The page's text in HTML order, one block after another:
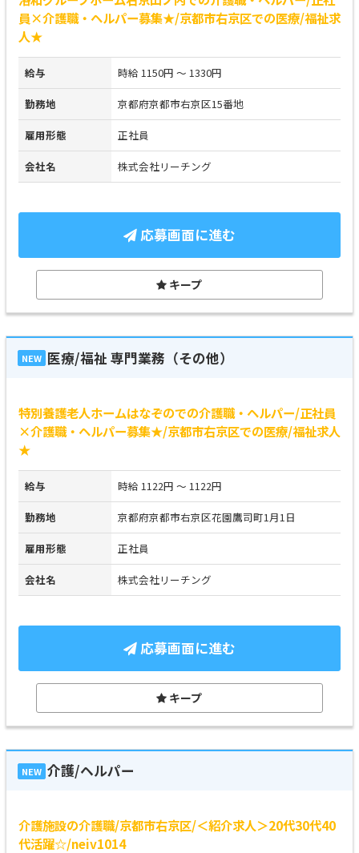
員×介護職・ヘルパー募集★/京都市右京区での医療/福祉求
人★
給与 時給 1150円 ～ 1330円
勤務地 京都府京都市右京区15番地
雇用形態 正社員
会社名 株式会社リーチング
応募画面に進む
キープ
NEW 医療/福祉 専門業務（その他）
特別養護老人ホームはなぞのでの介護職・ヘルパー/正社員
×介護職・ヘルパー募集★/京都市右京区での医療/福祉求人
★
給与 時給 1122円 ～ 1122円
勤務地 京都府京都市右京区花園鷹司町1月1日
雇用形態 正社員
会社名 株式会社リーチング
応募画面に進む
キープ
NEW 介護/ヘルパー
介護施設の介護職/京都市右京区/＜紹介求人＞20代30代40
代活躍☆/neiv1014